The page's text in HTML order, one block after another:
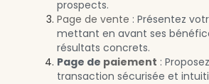
prospects.
Page de vente : Présentez
mettant en avant ses
résultats concrets.
Page de paiement :
transaction sécurisée et